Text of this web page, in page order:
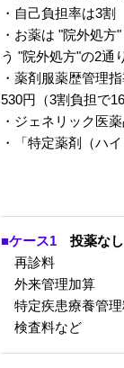
・自己負担率は3割
・お薬は "院外処
う "院外処方"の2通
・薬剤服薬歴管理
530円（3割負担で
・ジェネリック医
・「特定薬剤（ハ
■ケース1 投薬なし
再診料
外来管理加算
特定疾患療養管
検査料など